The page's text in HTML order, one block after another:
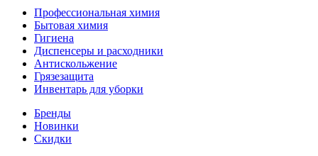
Профессиональная химия
Бытовая химия
Гигиена
Диспенсеры и расходники
Антискольжение
Грязезащита
Инвентарь для уборки
Бренды
Новинки
Скидки